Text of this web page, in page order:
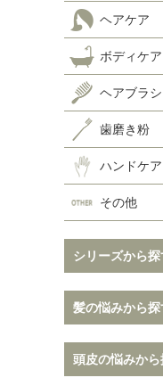
ヘアケア
シャン
ヘア
スキ
ホーム
髪の悩み
ノーマル
ヘアケア
ボディケア
ヘアブラシ
歯磨き粉
ハンドケア
その他
シリーズから探
髪の悩みから探
頭皮の悩みから